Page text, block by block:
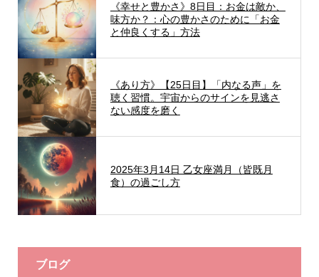
《幸せと豊かさ》8日目：お金は敵か、
味方か？：心の豊かさのために「お金
と仲良くする」方法
《あり方》【25日目】「内なる声」を
聴く習慣。宇宙からのサインを見逃さ
ない感度を磨く
2025年3月14日 乙女座満月（皆既月
食）の過ごし方
ブログ